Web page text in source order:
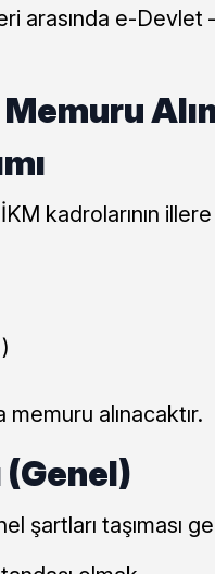
arasında e-Devlet
kadrolarının illere
alınacaktır.
şartları taşıması